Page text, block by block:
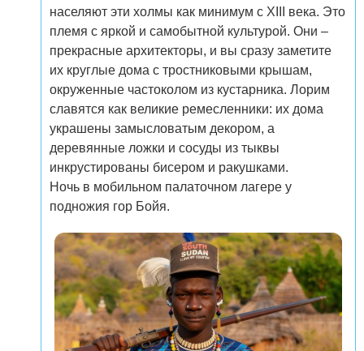
населяют эти холмы как минимум с XIII века. Это
племя с яркой и самобытной культурой. Они –
прекрасные архитекторы, и вы сразу заметите
их круглые дома с тростниковыми крышам,
окруженные частоколом из кустарника. Лорим
славятся как великие ремесленники: их дома
украшены замысловатым декором, а
деревянные ложки и сосуды из тыквы
инкрустированы бисером и ракушками.
Ночь в мобильном палаточном лагере у
подножия гор Бойя.